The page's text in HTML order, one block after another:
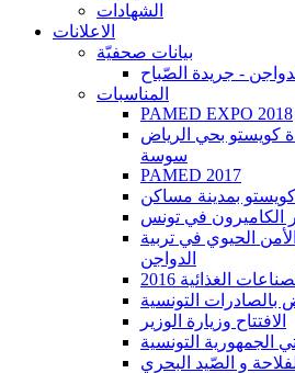
الشهادات
الاعلانات
بيانات صحفيّة
- جريدة الصّباح
المناسبات
PAMED EXPO 2018
كويستو بحي الرياض
سوسة
PAMED 2017
كويستو بمدينة مساكن
الكاميرون في تونس
الحيوي في تربية
الدواجن
الغذائية
بالصادرات التونسية
الافتتاح وزيارة الوزير
الجمهورية التونسية
و الصّيد البحري